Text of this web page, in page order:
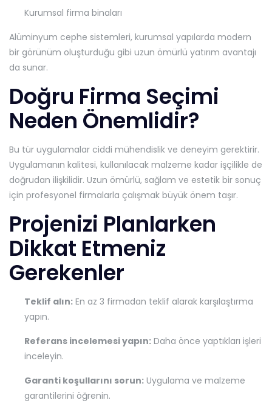
Kurumsal firma binaları
Alüminyum cephe sistemleri, kurumsal yapılarda modern
bir görünüm oluşturduğu gibi uzun ömürlü yatırım avantajı
da sunar.
Doğru Firma Seçimi
Neden Önemlidir?
Bu tür uygulamalar ciddi mühendislik ve deneyim gerektirir.
Uygulamanın kalitesi, kullanılacak malzeme kadar işçilikle de
doğrudan ilişkilidir. Uzun ömürlü, sağlam ve estetik bir sonuç
için profesyonel firmalarla çalışmak büyük önem taşır.
Projenizi Planlarken
Dikkat Etmeniz
Gerekenler
Teklif alın: En az 3 firmadan teklif alarak karşılaştırma
yapın.
Referans incelemesi yapın: Daha önce yaptıkları işleri
inceleyin.
Garanti koşullarını sorun: Uygulama ve malzeme
garantilerini öğrenin.